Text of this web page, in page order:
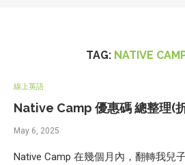
TAG: NATIVE
線上英語
Native Camp 優惠碼 總整理(
May 6, 2025
Native Camp 在幾個月內，翻轉我兒